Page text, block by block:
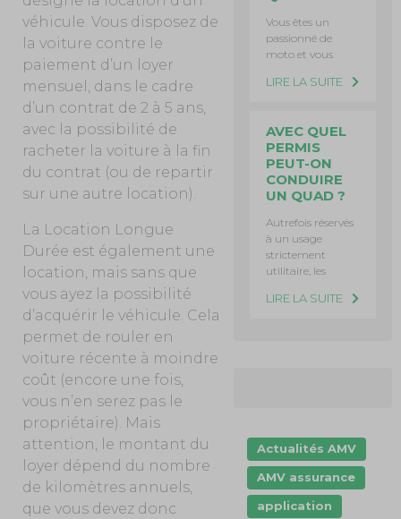
véhicule. Vous disposez de
la voiture contre le
paiement d’un loyer
mensuel, dans le cadre
d’un contrat de 2 à 5 ans,
avec la possibilité de
racheter la voiture à la fin
du contrat (ou de repartir
sur une autre location).
La Location Longue
Durée est également une
location, mais sans que
vous ayez la possibilité
d’acquérir le véhicule. Cela
permet de rouler en
voiture récente à moindre
coût (encore une fois,
vous n’en serez pas le
propriétaire). Mais
attention, le montant du
loyer dépend du nombre
de kilomètres annuels,
que vous devez donc
Vous êtes un
passionné de
moto et vous
LIRE LA SUITE
AVEC QUEL
PERMIS
PEUT-ON
CONDUIRE
UN QUAD ?
Autrefois réservés
à un usage
strictement
utilitaire, les
LIRE LA SUITE
Actualités AMV
AMV assurance
application